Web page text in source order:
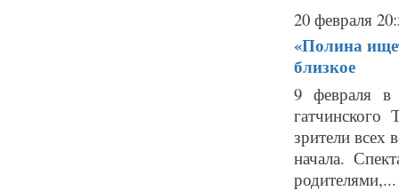
20 февраля
«Полина
близкое
9 февраля в
зрители всех
начала.
родителями,...